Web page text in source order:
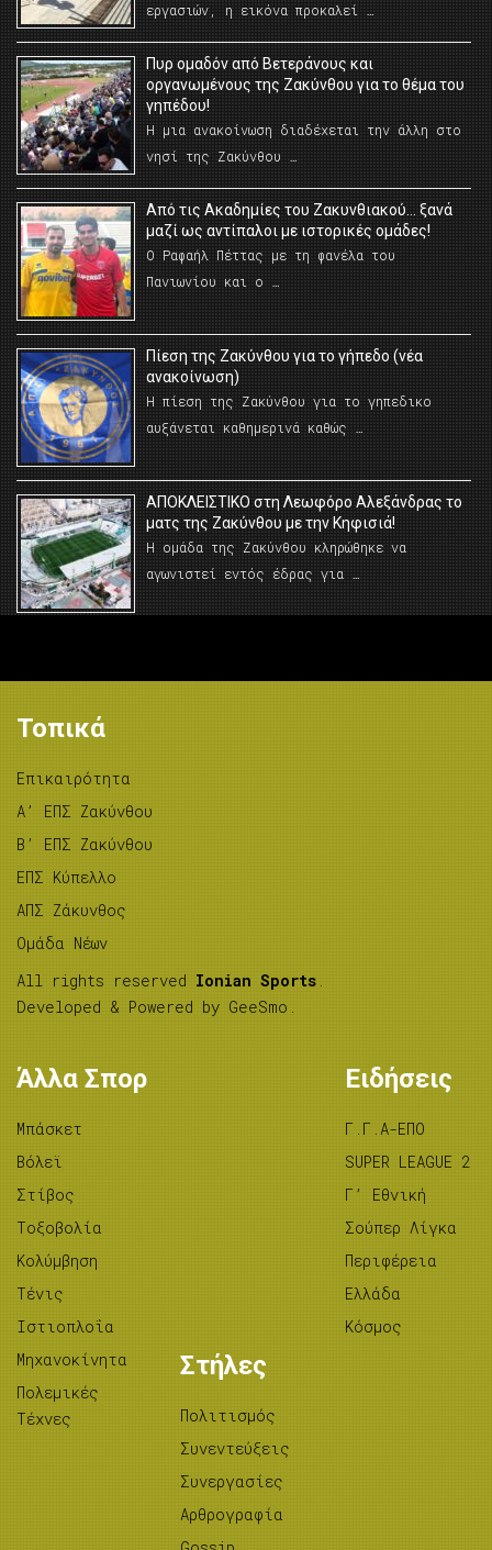
εργασιών, η εικόνα προκαλεί …
Πυρ ομαδόν από Βετεράνους και
οργανωμένους της Ζακύνθου για το θέμα του
γηπέδου!
Η μια ανακοίνωση διαδέχεται την άλλη στο
νησί της Ζακύνθου …
Από τις Ακαδημίες του Ζακυνθιακού… ξανά
μαζί ως αντίπαλοι με ιστορικές ομάδες!
Ο Ραφαήλ Πέττας με τη φανέλα του
Πανιωνίου και ο …
Πίεση της Ζακύνθου για το γήπεδο (νέα
ανακοίνωση)
Η πίεση της Ζακύνθου για το γηπεδικο
αυξάνεται καθημερινά καθώς …
AΠΟΚΛΕΙΣΤΙΚΟ στη Λεωφόρο Αλεξάνδρας το
ματς της Ζακύνθου με την Κηφισιά!
Η ομάδα της Ζακύνθου κληρώθηκε να
αγωνιστεί εντός έδρας για …
Τοπικά
Επικαιρότητα
A’ ΕΠΣ Ζακύνθου
B’ ΕΠΣ Ζακύνθου
ΕΠΣ Κύπελλο
ΑΠΣ Ζάκυνθος
Ομάδα Νέων
All rights reserved Ionian Sports .
Developed & Powered by GeeSmo .
Άλλα Σπορ
Μπάσκετ
Βόλεϊ
Στίβος
Tοξοβολία
Κολύμβηση
Τένις
Ιστιοπλοΐα
Μηχανοκίνητα
Πολεμικές
Τέχνες
Ειδήσεις
Γ.Γ.Α-ΕΠΟ
SUPER LEAGUE 2
Γ’ Εθνική
Σούπερ Λίγκα
Περιφέρεια
Ελλάδα
Κόσμος
Στήλες
Πολιτισμός
Συνεντεύξεις
Συνεργασίες
Αρθρογραφία